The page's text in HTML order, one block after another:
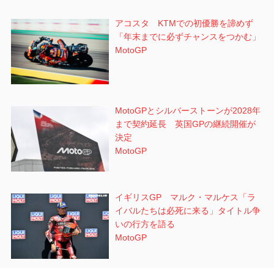
アコスタ KTMでの初優勝を諦めず
「年末までに必ずチャンスをつかむ」
MotoGP
MotoGPとシルバーストーンが2028年
まで契約延長 英国GPの継続開催が
決定
MotoGP
イギリスGP マルク・マルケス「ラ
イバルたちは必死に来る」タイトル争
いの行方を語る
MotoGP